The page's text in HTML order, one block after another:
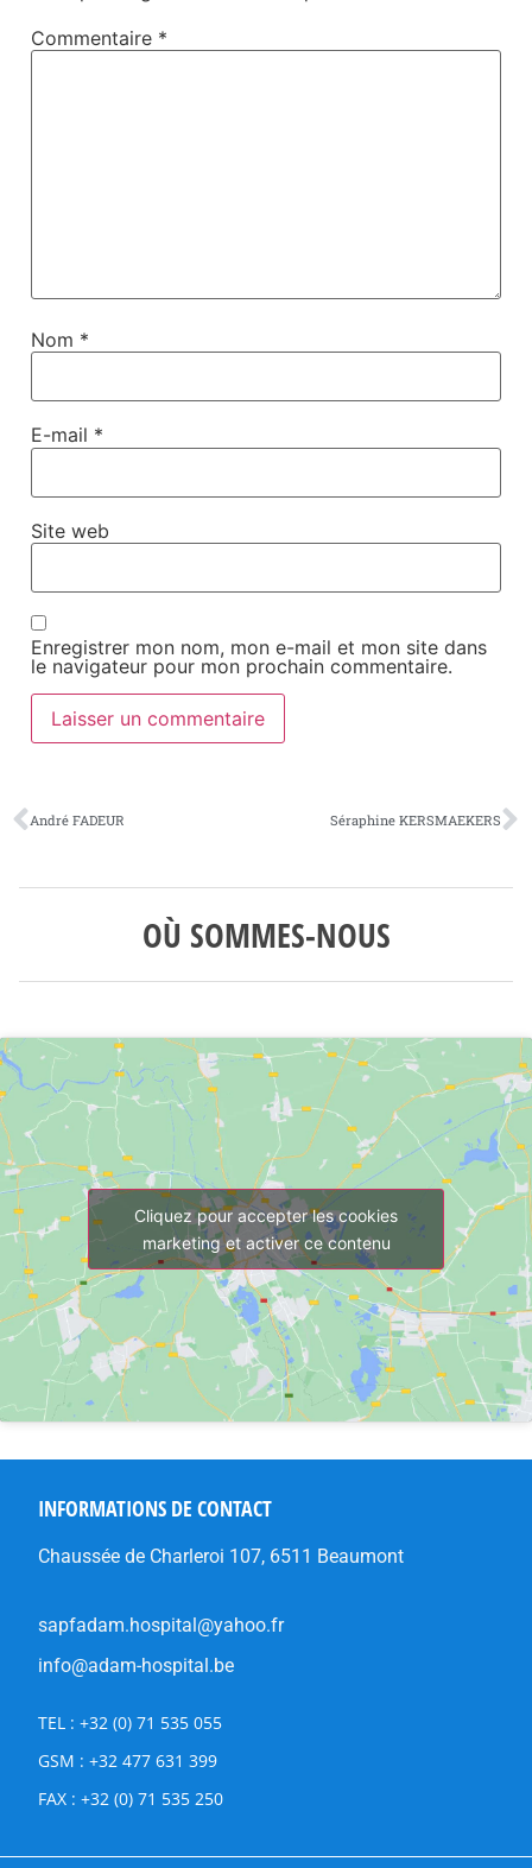
Commentaire *
Nom *
E-mail *
Site web
Enregistrer mon nom, mon e-mail et mon site dans
le navigateur pour mon prochain commentaire.
André FADEUR Séraphine KERSMAEKERS
OÙ SOMMES-NOUS
Cliquez pour accepter les cookies
marketing et activer ce contenu
INFORMATIONS DE CONTACT
Chaussée de Charleroi 107, 6511 Beaumont
sapfadam.hospital@yahoo.fr
info@adam-hospital.be
TEL : +32 (0) 71 535 055
GSM : +32 477 631 399
FAX : +32 (0) 71 535 250